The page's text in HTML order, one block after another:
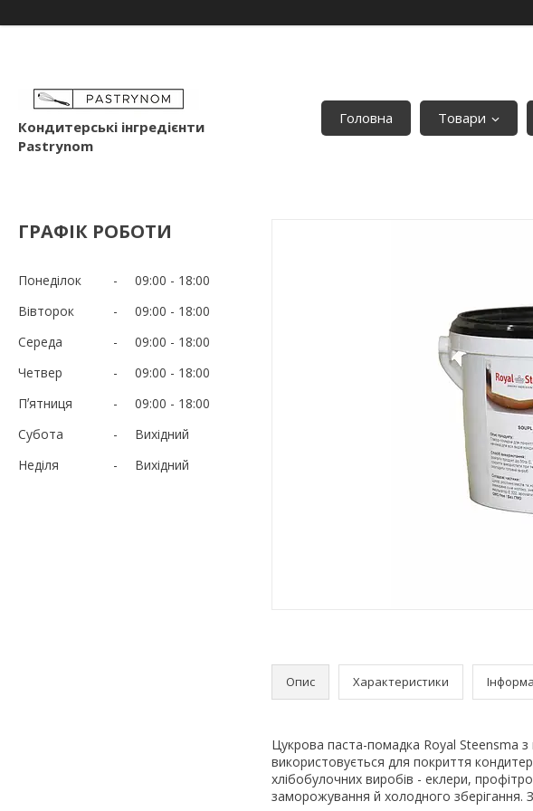
Кондитерські інгредієнти
Pastrynom
Головна Товари
ГРАФІК РОБОТИ
Понеділок 09:00
18:00
Вівторок
09:00
18:00
Середа
09:00
18:00
Четвер
09:00
18:00
Пʼятниця
09:00
18:00
Субота
Вихідний
Неділя
Вихідний
Опис Характеристики
Цукрова паста-помадка Royal Steensma
використовується для покриття
хлібобулочних виробів - еклери,
заморожування й холодного